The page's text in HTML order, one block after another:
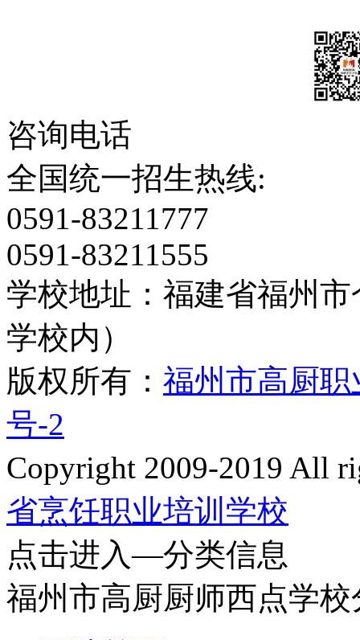
咨询电话
全国统一招生热线:
0591-83211777
0591-83211555
学校地址：福建省福州
学校内）
版权所有： 福州市高厨
号-2
Copyright 2009-2019 All
省烹饪职业培训学校
点击进入—分类信息
福州市高厨厨师西点学